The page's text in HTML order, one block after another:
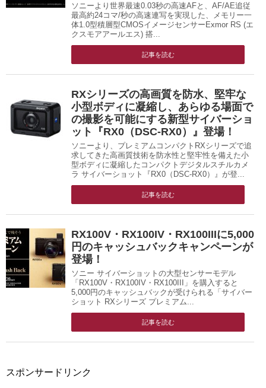
ソニーより世界最速0.03秒の高速AFと、AF/AE追従
最高約24コマ/秒の高速連写を実現した、メモリー一
体1.0型積層型CMOSイメージセンサーExmor RS (エ
クスモアアールエス) 搭...
記事を読む
RXシリーズの高画質を防水、堅牢な
小型ボディに凝縮し、あらゆる場面で
の撮影を可能にする新型サイバーショ
ット『RX0（DSC-RX0）』登場！
ソニーより、プレミアムコンパクトRXシリーズで追
求してきた高画質技術を防水性と堅牢性を備えた小
型ボディに凝縮したコンパクトデジタルスチルカメ
ラ サイバーショット『RX0（DSC-RX0）』が登...
記事を読む
RX100V・RX100IV・RX100IIIに5,000
円のキャッシュバックキャンペーンが
登場！
ソニー サイバーショットの大型センサーモデル
「RX100V・RX100IV・RX100III」を購入すると
5,000円のキャッシュバックが受けられる「サイバー
ショット RXシリーズ プレミアム...
記事を読む
スポンサードリンク